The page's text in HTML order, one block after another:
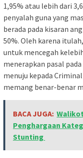
1,95% atau lebih dari
penyalah guna yang
berada pada kisaran
50%. Oleh karena
untuk mencegah
menerapkan pasal
menuju kepada
memang benar-benar
BACA JUGA:
Penghargaan
Stunting